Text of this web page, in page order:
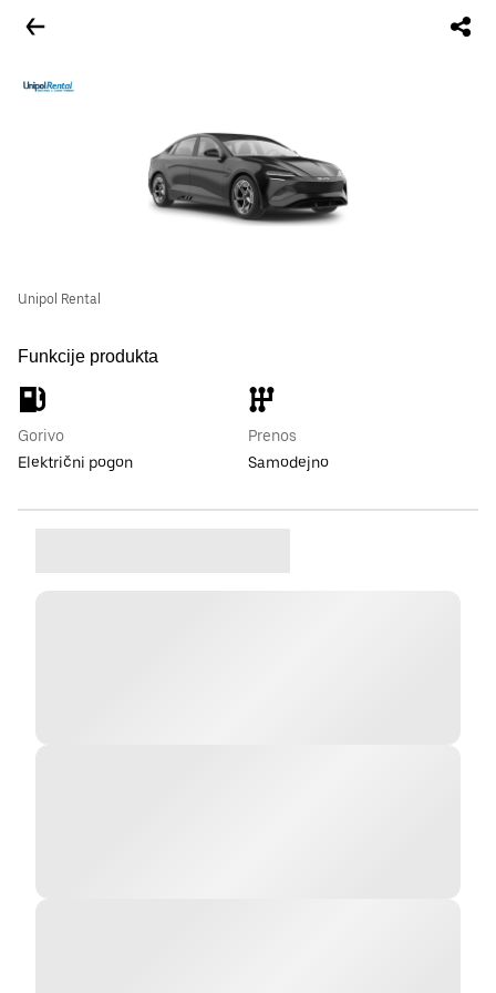
Unipol Rental
Funkcije produkta
Gorivo
Električni pogon
Prenos
Samodejno